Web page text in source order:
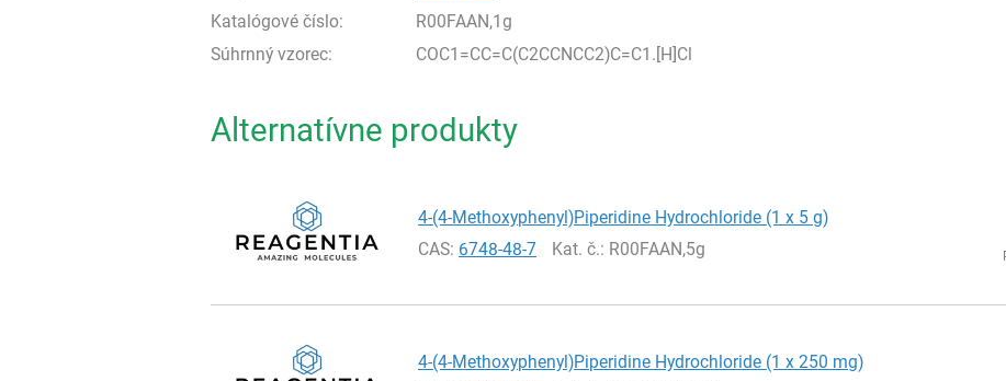
Katalógové číslo:
R00FAAN,1g
Súhrnný vzorec:
COC1=CC=C(C2CCNCC2)C=C1.[H]Cl
Alternatívne produkty
4-(4-Methoxyphenyl)Piperidine Hydrochloride (1 x 5 g)
CAS: 6748-48-7 Kat. č.: R00FAAN,5g
4-(4-Methoxyphenyl)Piperidine Hydrochloride (1 x 250 mg)